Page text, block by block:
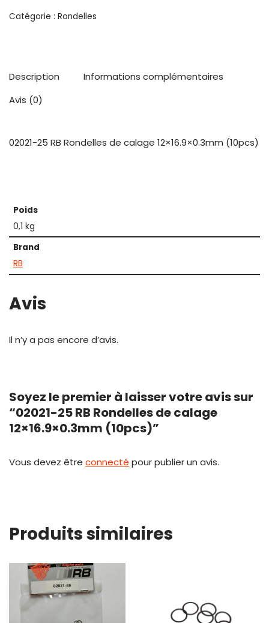
Catégorie : Rondelles
Description
Informations complémentaires
Avis (0)
02021-25 RB Rondelles de calage 12×16.9×0.3mm (10pcs)
Poids
0,1 kg
Brand
RB
Avis
Il n’y a pas encore d’avis.
Soyez le premier à laisser votre avis sur
“02021-25 RB Rondelles de calage
12×16.9×0.3mm (10pcs)”
Vous devez être connecté pour publier un avis.
Produits similaires